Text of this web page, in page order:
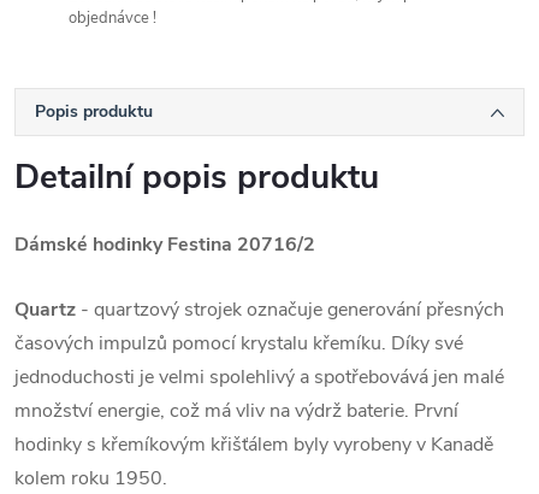
objednávce !
Popis produktu
Detailní popis produktu
Dámské hodinky Festina 20716/2
Quartz - quartzový strojek označuje generování přesných
časových impulzů pomocí krystalu křemíku. Díky své
jednoduchosti je velmi spolehlivý a spotřebovává jen malé
množství energie, což má vliv na výdrž baterie. První
hodinky s křemíkovým křišťálem byly vyrobeny v Kanadě
kolem roku 1950.